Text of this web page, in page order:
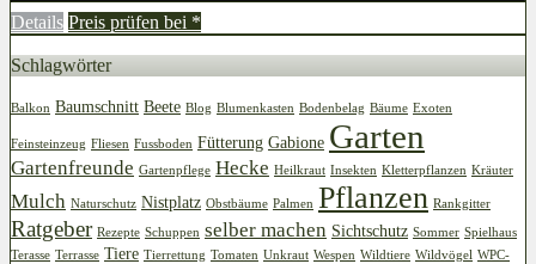
Details Preis prüfen bei *
Schlagwörter
Balkon Baumschnitt Beete Blog Blumenkasten Bodenbelag Bäume Exoten
Feinsteinzeug Fliesen Fussboden Fütterung Gabione Garten
Gartenfreunde Gartenpflege Hecke Heilkraut Insekten Kletterpflanzen Kräuter
Mulch Naturschutz Nistplatz Obstbäume Palmen Pflanzen Rankgitter
Ratgeber Rezepte Schuppen selber machen Sichtschutz Sommer Spielhaus
Terasse Terrasse Tiere Tierrettung Tomaten Unkraut Wespen Wildtiere Wildvögel WPC-